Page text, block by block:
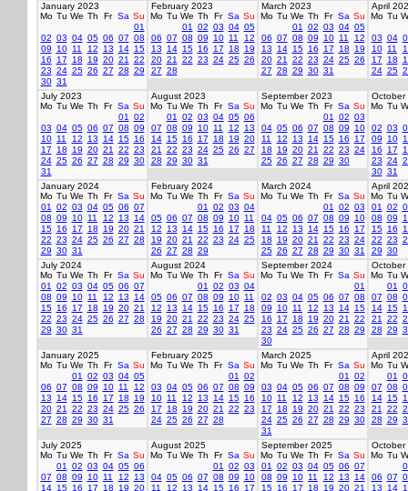
January 2023
Mo Tu We Th Fr Sa Su
01
02 03 04 05 06 07 08
09
10 11 12 13 14 15
16
17 18 19 20 21
22
23 24 25 26 27 28 29
30 31
February 2023
Mo Tu We Th Fr Sa Su
01
02 03 04 05
06 07 08 09 10 11
12
13
14 15 16 17 18
19
20 21 22 23 24 25 26
27 28
March 2023
Mo Tu We Th Fr Sa Su
01
02 03 04 05
06 07 08 09 10 11
12
13
14 15 16 17 18
19
20 21 22 23 24 25 26
27 28 29 30 31
April
Mo Tu
03 04
10 11
17
18
24 25
July 2023
Mo Tu We Th Fr Sa Su
01
02
03 04 05 06 07 08 09
10 11 12 13 14 15 16
17
18 19 20 21 22 23
24 25 26 27 28 29 30
31
August 2023
Mo Tu We Th Fr Sa Su
01
02 03 04 05 06
07 08 09 10 11 12
13
14 15 16 17 18 19 20
21
22 23 24 25 26 27
28 29 30 31
September 2023
Mo Tu We Th Fr Sa Su
01
02 03
04 05 06 07 08 09
10
11
12 13 14 15 16
17
18
19 20 21 22 23 24
25 26 27 28 29 30
October
Mo Tu
02 03
09
10
16
17
23 24
30 31
January 2024
Mo Tu We Th Fr Sa Su
01
02 03 04 05 06 07
08 09 10 11 12 13
14
15 16 17 18 19 20 21
22 23 24 25 26 27 28
29 30 31
February 2024
Mo Tu We Th Fr Sa Su
01
02 03 04
05 06 07 08 09 10 11
12
13 14 15 16 17
18
19 20 21 22 23 24 25
26 27 28 29
March 2024
Mo Tu We Th Fr Sa Su
01
02 03
04 05 06 07 08 09
10
11
12 13 14 15 16
17
18
19 20 21 22 23 24
25 26 27 28 29 30 31
April
Mo Tu
01
02
08 09
15 16
22 23
29 30
July 2024
Mo Tu We Th Fr Sa Su
01
02 03 04 05 06 07
08 09 10 11 12 13
14
15 16 17 18 19 20 21
22 23 24 25 26 27 28
29 30 31
August 2024
Mo Tu We Th Fr Sa Su
01
02 03 04
05 06 07 08 09 10 11
12
13 14 15 16 17
18
19 20 21 22 23 24 25
26 27 28 29 30 31
September 2024
Mo Tu We Th Fr Sa Su
01
02 03 04 05 06 07 08
09
10 11 12 13 14 15
16
17 18 19 20 21
22
23 24 25 26 27 28 29
30
October
Mo Tu
01
07 08
14 15
21
22
28 29
January 2025
Mo Tu We Th Fr Sa Su
01
02 03 04 05
06 07 08 09 10 11
12
13
14 15 16 17 18
19
20 21 22 23 24 25 26
27 28 29 30 31
February 2025
Mo Tu We Th Fr Sa Su
01
02
03 04 05 06 07 08 09
10 11 12 13 14 15 16
17
18 19 20 21 22 23
24 25 26 27 28
March 2025
Mo Tu We Th Fr Sa Su
01
02
03 04 05 06 07 08 09
10 11 12 13 14 15 16
17
18 19 20 21 22 23
24 25 26 27 28 29 30
31
April
Mo Tu
01
07 08
14 15
21
22
28 29
July 2025
Mo Tu We Th Fr Sa Su
01
02 03 04 05 06
07 08 09 10 11 12
13
14 15 16 17 18 19 20
August 2025
Mo Tu We Th Fr Sa Su
01
02 03
04 05 06 07 08 09
10
11
12 13 14 15 16 17
September 2025
Mo Tu We Th Fr Sa Su
01
02 03 04 05 06 07
08 09 10 11 12 13
14
15 16 17 18 19 20 21
October
Mo Tu
06 07
13
14